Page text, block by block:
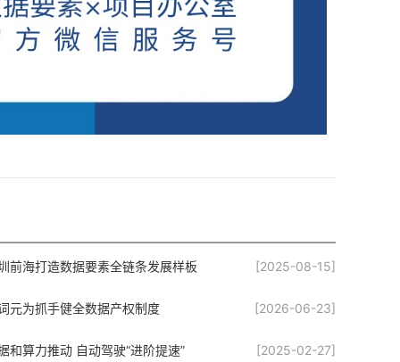
前海打造数据要素全链条发展样板 [2025-08-15]
元为抓手健全数据产权制度 [2026-06-23]
和算力推动 自动驾驶“进阶提速” [2025-02-27]